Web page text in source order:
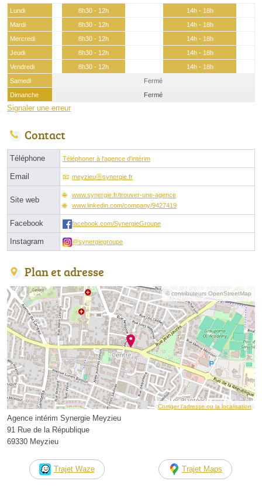
Lundi 8h30 - 12h
14h - 18h
Mardi
8h30 - 12h
14h - 18h
Mercredi
8h30 - 12h
14h - 18h
Jeudi
8h30 - 12h
14h - 18h
Vendredi
8h30 - 12h
14h - 18h
Samedi
Fermé
Dimanche
Fermé
Signaler une erreur
Contact
Téléphone Téléphoner à l'agence d'intérim
Email meyzieuⓐsynergie.fr
Site web
www.synergie.fr/trouver-une-agence
www.linkedin.com/company/9427419
Facebook facebook.com/SynergieGroupe
Instagram @synergiegroupe
Plan et adresse
© contributeurs OpenStreetMap
Corriger l’adresse ou la localisation
Agence intérim Synergie Meyzieu
91 Rue de la République
69330 Meyzieu
Trajet Waze Trajet Maps